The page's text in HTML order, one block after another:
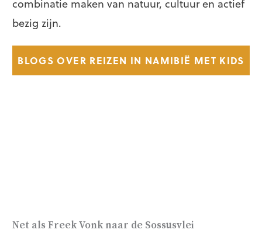
combinatie maken van natuur, cultuur en actief
bezig zijn.
BLOGS OVER REIZEN IN NAMIBIË MET KIDS
Net als Freek Vonk naar de Sossusvlei